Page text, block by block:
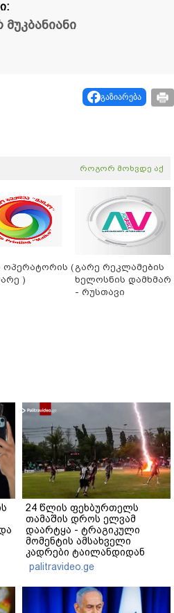
გაზიარება
როგორ მოხვდე აქ
(
)
გარე რეკლამების
ხელოსნის
- რუსთავი
24 წლის ფეხბურთელს
თამაშის დროს ელვამ
დაარტყა - ტრაგიკული
მომენტის ამსახველი
კადრები ტაილანდიდან
მედიაში ვრცელდება
palitravideo.ge